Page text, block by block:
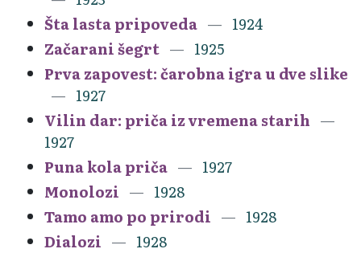
Šta lasta pripoveda
1924
Začarani šegrt
1925
Prva zapovest: čarobna igra u dve slike
1927
Vilin dar: priča iz vremena starih
1927
Puna kola priča
1927
Monolozi
1928
Tamo amo po prirodi
1928
Dialozi
1928